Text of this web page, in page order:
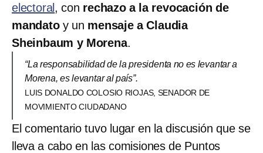
electoral, con rechazo a la revocación de
mandatoy un mensaje a Claudia
Sheinbaum y Morena.
“La responsabilidad de la presidenta no es levantar a
Morena, es levantar al país”.
LUIS DONALDO COLOSIO RIOJAS, SENADOR DE
MOVIMIENTO CIUDADANO
El comentario tuvo lugar en la discusión que se
lleva a cabo en las comisiones de Puntos